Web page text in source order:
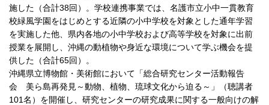
施した（合計38回）。学校連携事業では、名護市立小中一貫教育
校緑風学園をはじめとする近隣の小中学校を対象とした通年学習
を実施した他、県内各地の小中学校および高等学校を対象に出前
授業を展開し、沖縄の動植物や身近な環境について学ぶ機会を提
供した（合計65回）。
沖縄県立博物館・美術館において「総合研究センター活動報告
会 美ら島再発見～動物、植物、琉球文化から迫る～」（聴講者
101名）を開催し、研究センターの研究成果に関する一般向けの解